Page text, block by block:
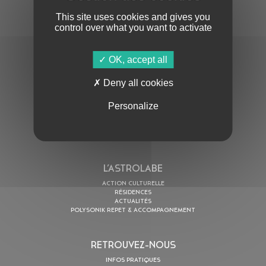
AU PROGRAMME
L’ASTROLABE
ACTION CULTURELLE
RÉSIDENCES
ACTUALITÉS
POLYSONIK REPET & ACCOMPAGNEMENT
RETROUVEZ-NOUS
INFOS PRATIQUES
This site uses cookies and gives you
control over what you want to activate
OK, accept all
Deny all cookies
Personalize